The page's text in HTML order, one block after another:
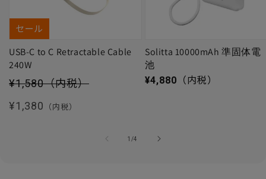
セール
USB-C to C Retractable Cable
240W
セール価格
¥1,580（内税）
通常価格
¥1,380 （内税）
Solitta 10000mAh 準固体電
池
通常価格
¥4,880 （内税）
1 /
の4